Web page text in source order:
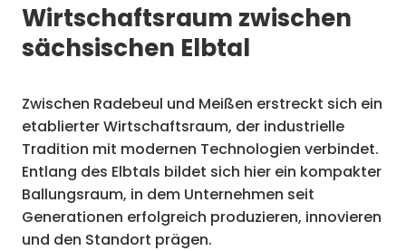
Wirtschaftsraum zwischen
sächsischen Elbtal
Zwischen Radebeul und Meißen erstreckt sich ein
etablierter Wirtschaftsraum, der industrielle
Tradition mit modernen Technologien verbindet.
Entlang des Elbtals bildet sich hier ein kompakter
Ballungsraum, in dem Unternehmen seit
Generationen erfolgreich produzieren, innovieren
und den Standort prägen.